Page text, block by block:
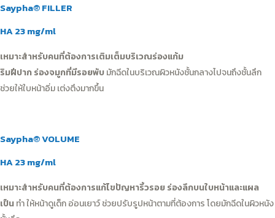
Saypha® FILLER
HA 23 mg/ml
เหมาะสำหรับคนที่ต้องการเติมเต็มบริเวณร่องแก้ม
ริมฝีปาก ร่องจมูกที่มีรอยพับมักฉีดในบริเวณผิวหนังชั้นกลางไปจนถึงชั้นลึก
ช่วยให้ใบหน้าอิ่ม เต่งตึงมากขึ้น
Saypha® VOLUME
HA 23 mg/ml
เหมาะสำหรับคนที่ต้องการแก้ไขปัญหาริ้วรอย ร่องลึกบนใบหน้าและแผล
เป็นทำ ให้หน้าดูเด็ก อ่อนเยาว์ ช่วยปรับรูปหน้าตามที่ต้องการ โดยมักฉีดในผิวหนัง